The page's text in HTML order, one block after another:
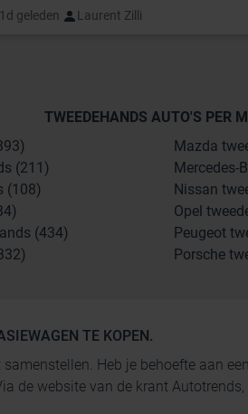
1d geleden Laurent Zilli
TWEEDEHANDS AUTO'S PER
(211)
(108)
(434)
Mazda
Mercedes-
Nissan
Opel
Peugeot
Porsche
TE KOPEN.
Heb je behoefte aan
de website van de krant